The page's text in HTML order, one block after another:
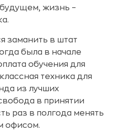
будущем, жизнь –
заманить в штат
была в начале
обучения для
техника для
из лучших
в принятии
раз в полгода менять
офисом.